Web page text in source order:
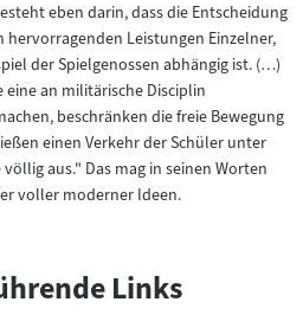
eben darin, dass die Entscheidung
Leistungen Einzelner,
der Spielgenossen abhängig ist. (…)
an militärische Disciplin
beschränken die freie Bewegung
einen Verkehr der Schüler unter
aus." Das mag in seinen Worten
voller moderner Ideen.
Links